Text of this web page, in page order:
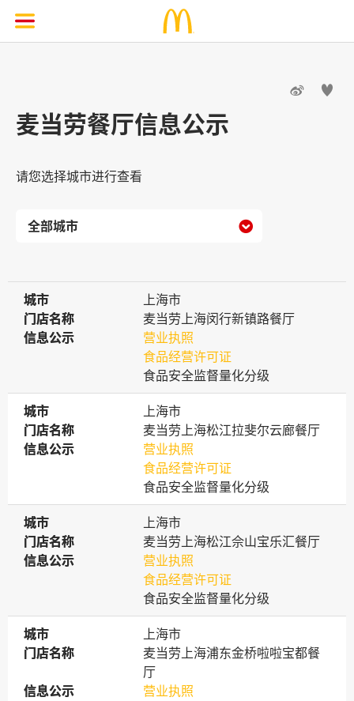
 
麦当劳餐厅信息公示
请您选择城市进行查看

城市
城市
上海市
门店名称
门店名称
麦当劳上海闵行新镇路餐厅
信息公示
信息公示
营业执照
食品经营许可证
食品安全监督量化分级
城市
城市
上海市
门店名称
门店名称
麦当劳上海松江拉斐尔云廊餐厅
信息公示
信息公示
营业执照
食品经营许可证
食品安全监督量化分级
城市
城市
上海市
门店名称
门店名称
麦当劳上海松江佘山宝乐汇餐厅
信息公示
信息公示
营业执照
食品经营许可证
食品安全监督量化分级
城市
城市
上海市
门店名称
门店名称
麦当劳上海浦东金桥啦啦宝都餐
厅
信息公示
信息公示
营业执照